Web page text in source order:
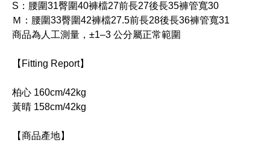
S：腰圍31臀圍40褲檔27前長27後長35褲管寬30
Ｍ：腰圍33臀圍42褲檔27.5前長28後長36褲管寬31
商品為人工測量，±1–3 公分屬正常範圍
【Fitting Report】
柏心 160cm/42kg
黃晴 158cm/42kg
【商品產地】